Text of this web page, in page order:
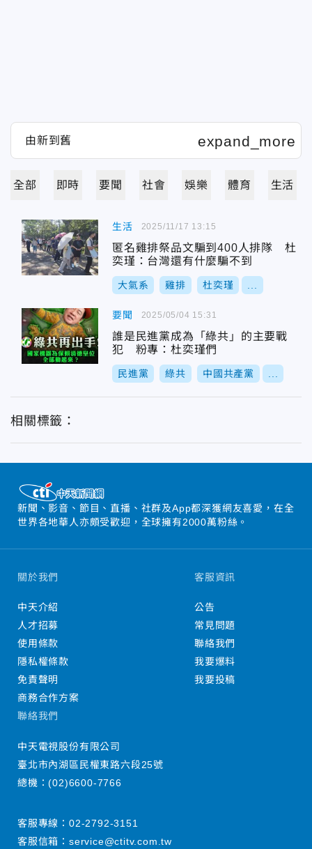
全部 即時 要聞 社會 娛樂 體育 生活
生活
匿名雞排祭品文騙到400人排隊 杜
奕瑾：台灣還有什麼騙不到
大氣系 雞排 杜奕瑾
2025/11/17 13:15
要聞
誰是民進黨成為「綠共」的主要戰
犯 粉專：杜奕瑾們
民進黨 綠共 中國共產黨
2025/05/04 15:31
相關標籤：
新聞、影音、節目、直播、社群及App都深獲網友喜愛，在全
世界各地華人亦頗受歡迎，全球擁有2000萬粉絲。
關於我們
中天介紹
人才招募
使用條款
隱私權條款
免責聲明
商務合作方案
客服資訊
公告
常見問題
聯絡我們
我要爆料
我要投稿
聯絡我們
中天電視股份有限公司
臺北市內湖區民權東路六段25號
總機：(02)6600-7766
客服專線： 02-2792-3151
客服信箱： service@ctitv.com.tw